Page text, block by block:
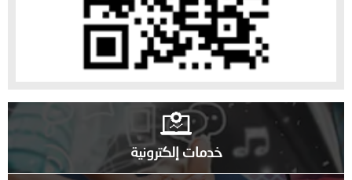
خدمات إلكترونية